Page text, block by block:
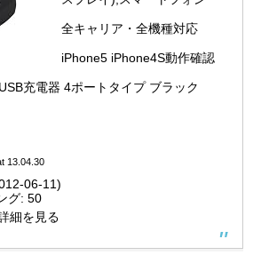
全キャリア・全機種対応
iPhone5 iPhone4S動作確認
充電器 4ポートタイプ ブラック
13.04.30
06-11)
グ: 50
細を見る